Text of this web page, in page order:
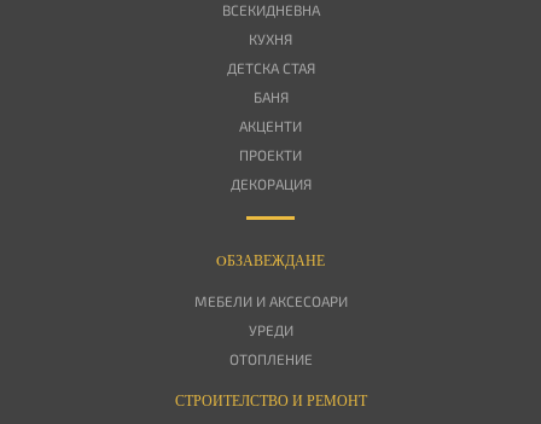
ВСЕКИДНЕВНА
КУХНЯ
ДЕТСКА СТАЯ
БАНЯ
АКЦЕНТИ
ПРОЕКТИ
ДЕКОРАЦИЯ
OБЗАВЕЖДАНЕ
МЕБЕЛИ И АКСЕСОАРИ
УРЕДИ
ОТОПЛЕНИЕ
СТРОИТЕЛСТВО И РЕМОНТ